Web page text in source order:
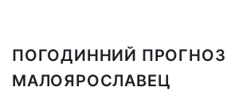
ПОГОДИННИЙ ПРОГНОЗ
МАЛОЯРОСЛАВЕЦ